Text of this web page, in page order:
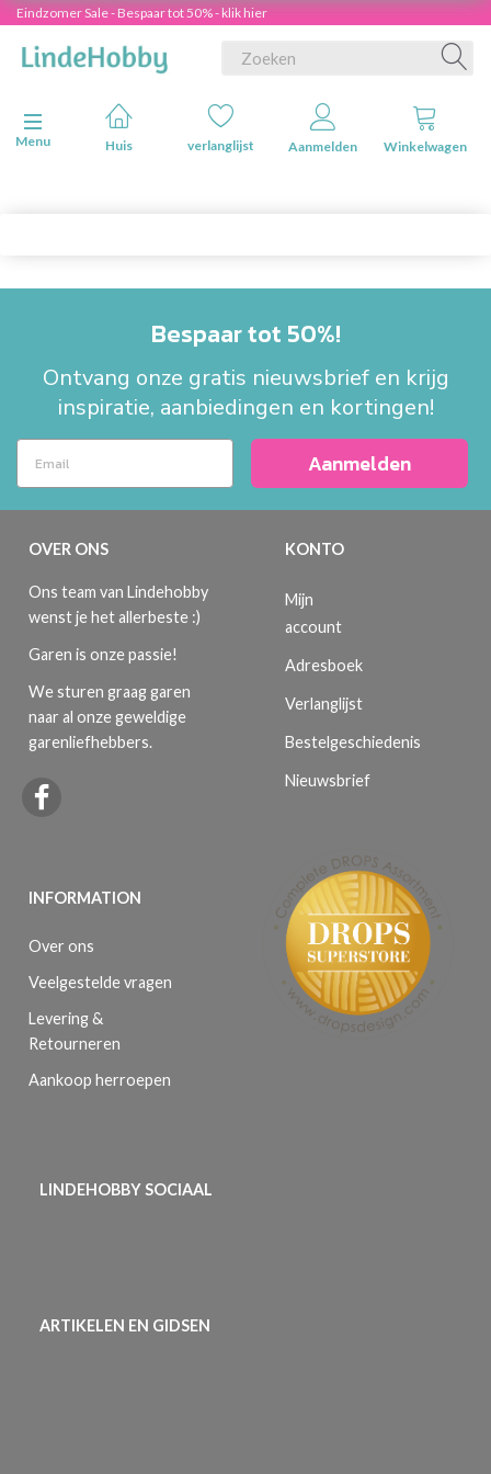
Eindzomer Sale - Bespaar tot 50% - klik hier
Navigatie in-/uitschakelen
Menu
Huis verlanglijst Aanmelden Winkelwagen
Bespaar tot 50%!
Ontvang onze gratis nieuwsbrief en krijg
inspiratie, aanbiedingen en kortingen!
Aanmelden
OVER ONS
Ons team van Lindehobby
wenst je het allerbeste :)
Garen is onze passie!
We sturen graag garen
naar al onze geweldige
garenliefhebbers.
INFORMATION
Over ons
Veelgestelde vragen
Levering &
Retourneren
Aankoop herroepen
KONTO
Mijn
account
Adresboek
Verlanglijst
Bestelgeschiedenis
Nieuwsbrief
LINDEHOBBY SOCIAAL
ARTIKELEN EN GIDSEN